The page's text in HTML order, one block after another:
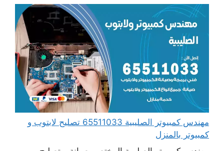
مهندس كمبيوتر الصليبية 65511033 تصليح لابتوب و
كمبيوتر بالمنزل